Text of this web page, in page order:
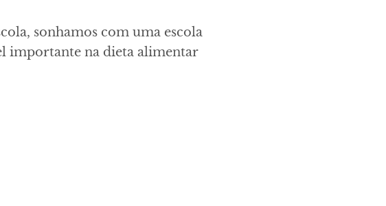
sonhamos com uma escola
importante na dieta alimentar